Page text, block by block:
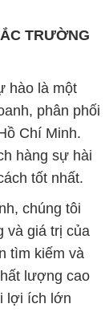
TRƯỜNG
hào là một
phân phối
Chí Minh.
hàng sự hài
tốt nhất.
chúng tôi
và giá trị của
tìm kiếm và
lượng cao
lợi ích lớn